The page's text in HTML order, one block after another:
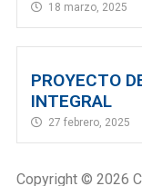
18 marzo, 2025
PROYECTO
INTEGRAL
27 febrero, 2025
Copyright © 2026